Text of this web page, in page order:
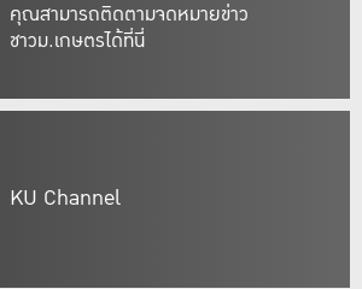
คุณสามารถติดตามจดหมายข่าว
ชาวม.เกษตรได้ที่นี่
KU Channel